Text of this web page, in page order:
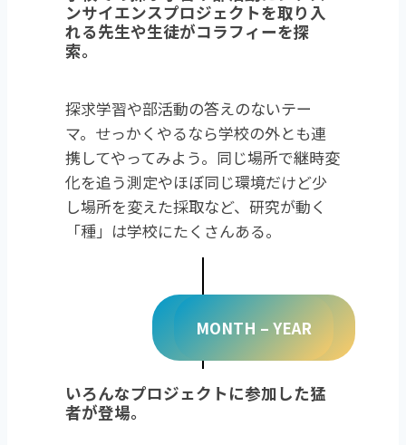
ンサイエンスプロジェクトを取り入
れる先生や生徒がコラフィーを探
索。
探求学習や部活動の答えのないテー
マ。せっかくやるなら学校の外とも連
携してやってみよう。同じ場所で継時変
化を追う測定やほぼ同じ環境だけど少
し場所を変えた採取など、研究が動く
「種」は学校にたくさんある。
MONTH – YEAR
いろんなプロジェクトに参加した猛
者が登場。